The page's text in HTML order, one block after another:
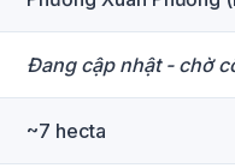
Đang cập nhật - chờ
~7 hecta